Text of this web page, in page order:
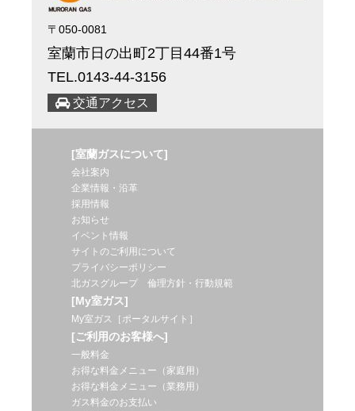
〒050-0081
室蘭市日の出町2丁目44番1号
TEL.0143-44-3156
交通アクセス
[室蘭ガスについて]
会社案内
企業情報・沿革
採用情報
お知らせ
イベント情報
サイトのご利用について
プライバシーポリシー
北ガスグループ 倫理方針・行動規範
[My室ガス]
My室ガス［ポータルサイト］
[ご利用のお客様へ]
一般料金
お得な料金メニュー（家庭用）
お得な料金メニュー（業務用）
ガス料金のお支払い